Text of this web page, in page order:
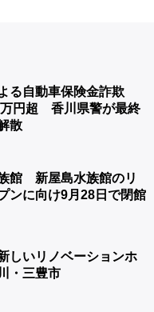
る自動車保険金詐欺
円超 香川県警が最終
散
館 新屋島水族館のリ
ンに向け9月28日で閉館
しいリノベーションホ
・三豊市